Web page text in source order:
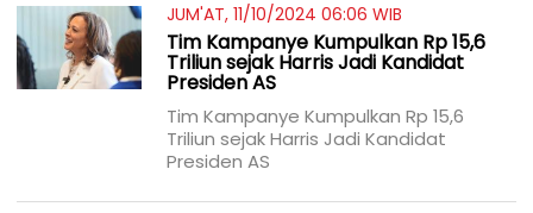
JUM'AT, 11/10/2024 06:06 WIB
Tim Kampanye Kumpulkan Rp 15,6
Triliun sejak Harris Jadi Kandidat
Presiden AS
Tim Kampanye Kumpulkan Rp 15,6
Triliun sejak Harris Jadi Kandidat
Presiden AS